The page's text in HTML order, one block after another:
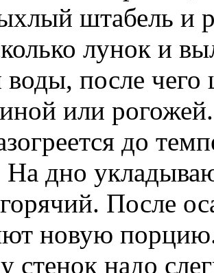
штабель и
лунок и
воды, после
или
до
дно
После
новую
стенок надо